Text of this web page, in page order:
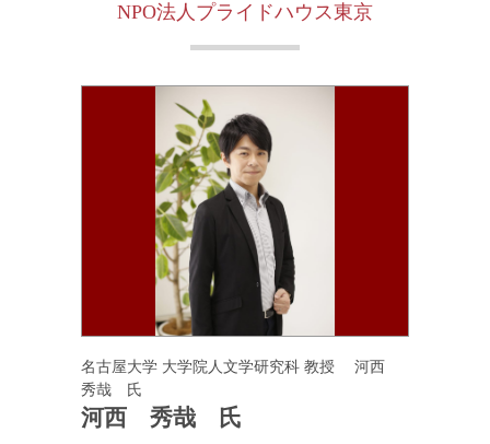
NPO法人プライドハウス東京
名古屋大学 大学院人文学研究科 教授 河西
秀哉 氏
河西 秀哉 氏